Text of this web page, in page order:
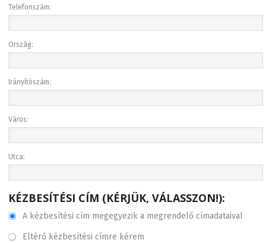
Telefonszám:
Ország:
Irányítószám:
Város:
Utca:
KÉZBESÍTÉSI CÍM (KÉRJÜK, VÁLASSZON!):
A kézbesítési cím megegyezik a megrendelő címadataival
Eltérő kézbesítési címre kérem